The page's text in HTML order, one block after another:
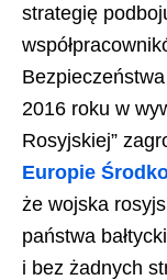
strategię
2016 roku w
Rosyjskiej”
Europie
że wojska
państwa
i bez żadnych